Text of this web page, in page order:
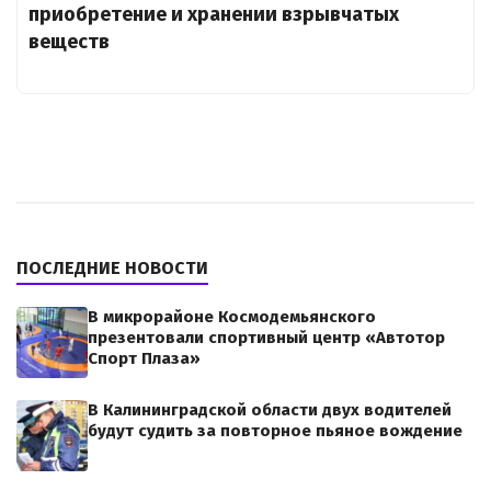
приобретение и хранении взрывчатых
веществ
ПОСЛЕДНИЕ НОВОСТИ
В микрорайоне Космодемьянского
презентовали спортивный центр «Автотор
Спорт Плаза»
В Калининградской области двух водителей
будут судить за повторное пьяное вождение